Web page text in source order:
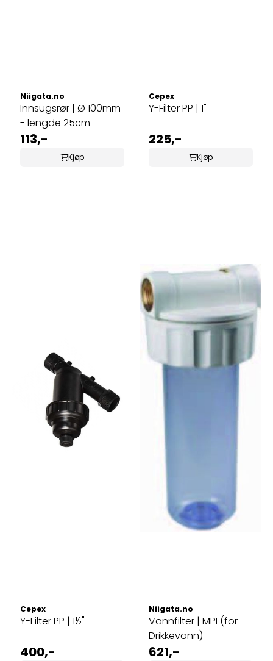
Niigata.no
Innsugsrør | Ø 100mm
- lengde 25cm
113,-
Kjøp
Cepex
Y-Filter PP | 1"
225,-
Kjøp
Cepex
Y-Filter PP | 1½"
400,-
Niigata.no
Vannfilter | MPI (for
Drikkevann)
621,-